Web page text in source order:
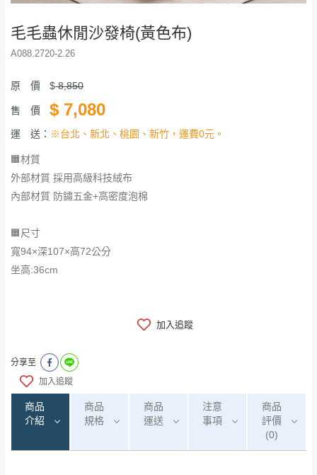
毛毛蟲休閒沙發椅(黃色布)
A088.2720-2.26
原 價 $8,850
售 價 $ 7,080
運 送： ※台北、新北、桃園、新竹，運費0元。
🟧材質
外部材質 採用高級科技絨布
內部材質 防鏽五金+高密度泡棉
🟧尺寸
寬94×深107×高72公分
坐高:36cm
加入追蹤
分享至
加入追蹤
商品
介紹
商品
規格
商品
運送
注意
事項
商品
評價
(0)